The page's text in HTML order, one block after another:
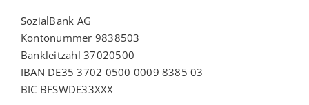
SozialBank AG
Kontonummer 9838503
Bankleitzahl 37020500
IBAN DE35 3702 0500 0009 8385 03
BIC BFSWDE33XXX